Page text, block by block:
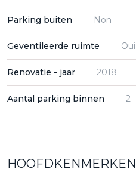
Parking buiten Non
Geventileerde ruimte Oui
Renovatie - jaar 2018
Aantal parking binnen 2
HOOFDKENMERKEN